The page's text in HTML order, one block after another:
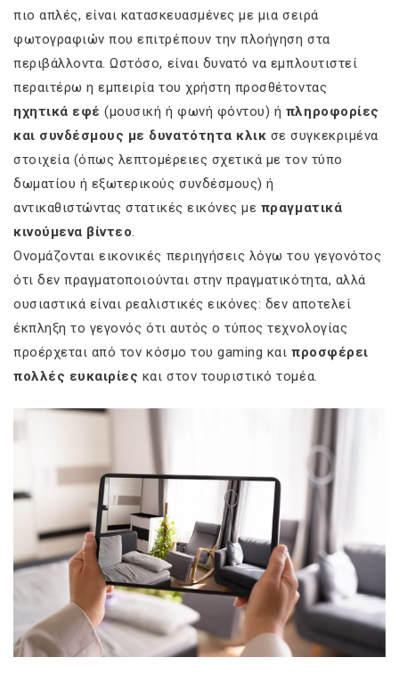
πιο απλές, είναι κατασκευασμένες με μια σειρά
φωτογραφιών που επιτρέπουν την πλοήγηση στα
περιβάλλοντα. Ωστόσο, είναι δυνατό να εμπλουτιστεί
περαιτέρω η εμπειρία του χρήστη προσθέτοντας
ηχητικά εφέ (μουσική ή φωνή φόντου) ή πληροφορίες
και συνδέσμους με δυνατότητα κλικ σε συγκεκριμένα
στοιχεία (όπως λεπτομέρειες σχετικά με τον τύπο
δωματίου ή εξωτερικούς συνδέσμους) ή
αντικαθιστώντας στατικές εικόνες με πραγματικά
κινούμενα βίντεο.
Ονομάζονται εικονικές περιηγήσεις λόγω του γεγονότος
ότι δεν πραγματοποιούνται στην πραγματικότητα, αλλά
ουσιαστικά είναι ρεαλιστικές εικόνες: δεν αποτελεί
έκπληξη το γεγονός ότι αυτός ο τύπος τεχνολογίας
προέρχεται από τον κόσμο του gaming και προσφέρει
πολλές ευκαιρίες και στον τουριστικό τομέα.